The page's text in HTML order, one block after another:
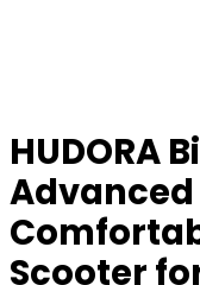
HUDORA
Advanced
Scooter